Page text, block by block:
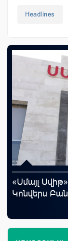
Headlines
«Սմայլ
Կոնվերս